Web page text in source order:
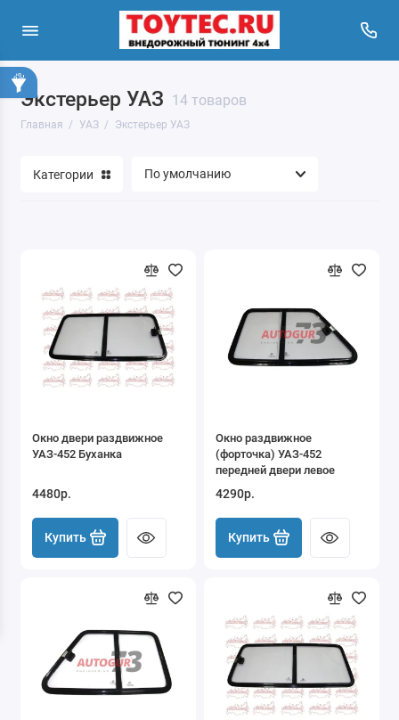
Экстерьер УАЗ 14 товаров
Главная УАЗ Экстерьер УАЗ
Категории
Окно двери раздвижное
УАЗ-452 Буханка
4480р.
Купить
Окно раздвижное
(форточка) УАЗ-452
передней двери левое
4290р.
Купить